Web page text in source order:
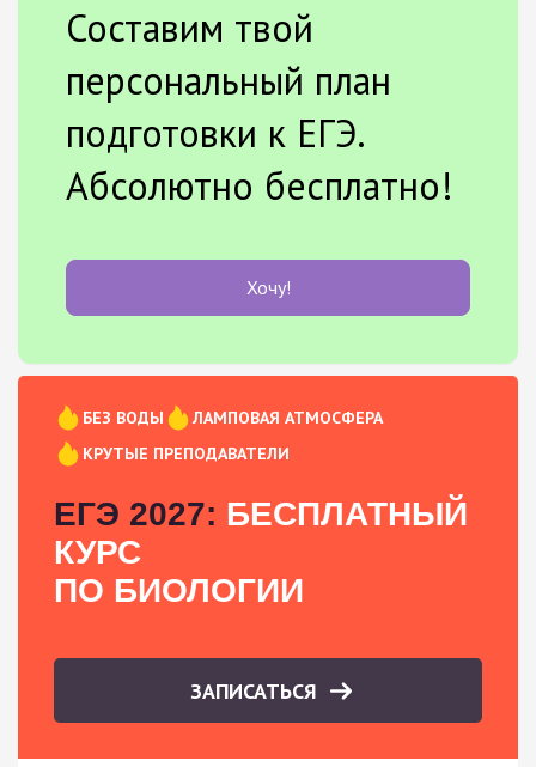
Составим твой
персональный план
подготовки к ЕГЭ.
Абсолютно бесплатно!
Хочу!
БЕЗ ВОДЫ
ЛАМПОВАЯ АТМОСФЕРА
КРУТЫЕ ПРЕПОДАВАТЕЛИ
ЕГЭ 2027: БЕСПЛАТНЫЙ
КУРС
ПО БИОЛОГИИ
ЗАПИСАТЬСЯ